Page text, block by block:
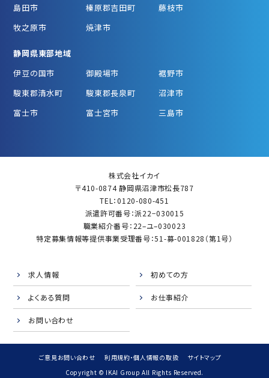
島田市
榛原郡吉田町
藤枝市
牧之原市
焼津市
静岡県東部地域
伊豆の国市
御殿場市
裾野市
駿東郡清水町
駿東郡長泉町
沼津市
富士市
富士宮市 三島市
株式会社イカイ
〒410-0874 静岡県沼津市松長787
TEL：0120-080-451
派遣許可番号：派22−030015
職業紹介番号：22–ユ–030023
特定募集情報等提供事業受理番号：51-募-001828（第1号）
求人情報 初めての方
よくある質問 お仕事紹介
お問い合わせ
ご意見お問い合わせ 利用規約・個人情報の取扱
サイトマップ
Copyright © IKAI Group All Rights Reserved.